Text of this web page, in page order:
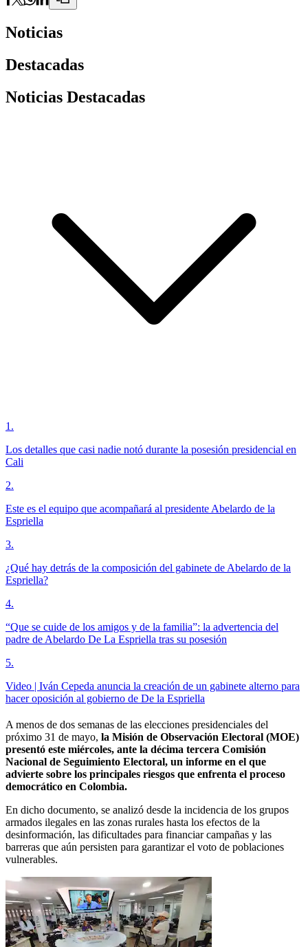
Noticias
Destacadas
Noticias Destacadas
1 .
Los detalles que casi nadie notó durante la posesión presidencial en
Cali
2.
Este es el equipo que acompañará al presidente Abelardo de la
Espriella
3.
¿Qué hay detrás de la composición del gabinete de Abelardo de la
Espriella?
4.
“Que se cuide de los amigos y de la familia”: la advertencia del
padre de Abelardo De La Espriella tras su posesión
5.
Video | Iván Cepeda anuncia la creación de un gabinete alterno para
hacer oposición al gobierno de De la Espriella
A menos de dos semanas de las elecciones presidenciales del
próximo 31 de mayo, la Misión de Observación Electoral (MOE)
presentó este miércoles, ante la décima tercera Comisión
Nacional de Seguimiento Electoral, un informe en el que
advierte sobre los principales riesgos que enfrenta el proceso
democrático en Colombia.
En dicho documento, se analizó desde la incidencia de los grupos
armados ilegales en las zonas rurales hasta los efectos de la
desinformación, las dificultades para financiar campañas y las
barreras que aún persisten para garantizar el voto de poblaciones
vulnerables.